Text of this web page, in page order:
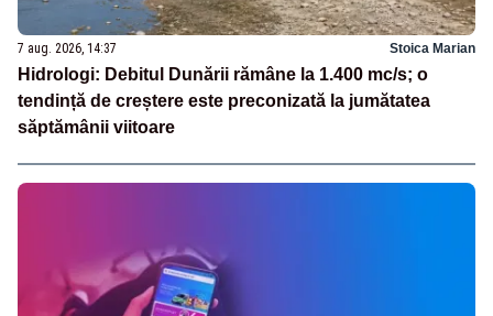
7 aug. 2026, 14:37 Stoica Marian
Hidrologi: Debitul Dunării rămâne la 1.400 mc/s; o
tendință de creștere este preconizată la jumătatea
săptămânii viitoare